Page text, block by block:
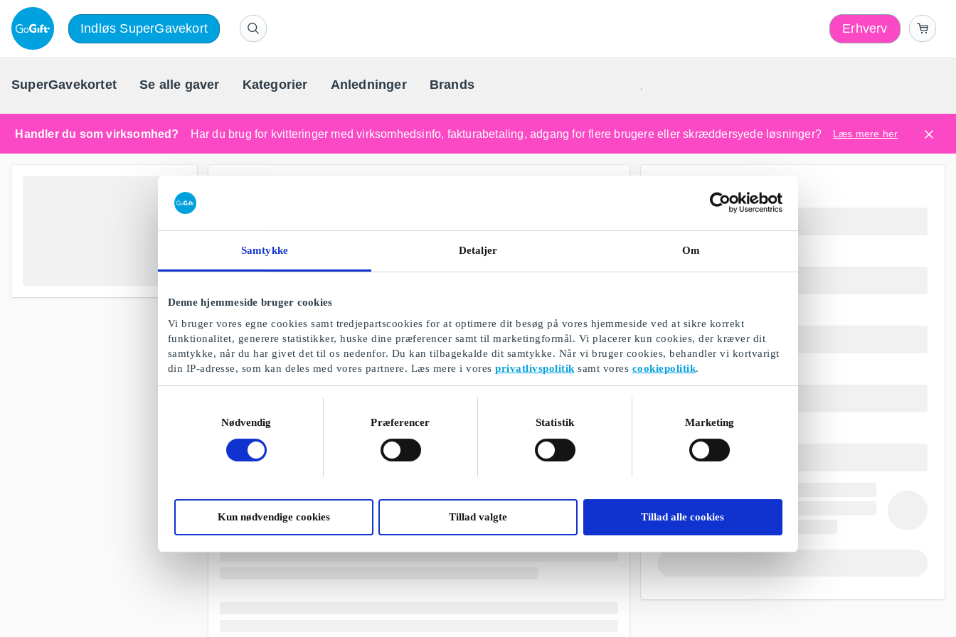
Samtykke Detaljer Om
Denne hjemmeside bruger cookies
Vi bruger vores egne cookies samt tredjepartscookies for at optimere dit besøg på vores hjemmeside ved at sikre korrekt
funktionalitet, generere statistikker, huske dine præferencer samt til marketingformål. Vi placerer kun cookies, der kræver dit
samtykke, når du har givet det til os nedenfor. Du kan tilbagekalde dit samtykke. Når vi bruger cookies, behandler vi kortvarigt
din IP-adresse, som kan deles med vores partnere. Læs mere i voresprivatlivspolitik samt vores cookiepolitik.
Nødvendig
Præferencer Statistik Marketing
Kun nødvendige cookies Tillad valgte Tillad alle cookies
Indløs SuperGavekort Erhverv
SuperGavekortet Se alle gaver Kategorier Anledninger Brands Danmarks gaveportal nr. 1
Handler du som virksomhed? Har du brug for kvitteringer med virksomhedsinfo, fakturabetaling, adgang for flere brugere eller skræddersyede løsninger? Læs mere her